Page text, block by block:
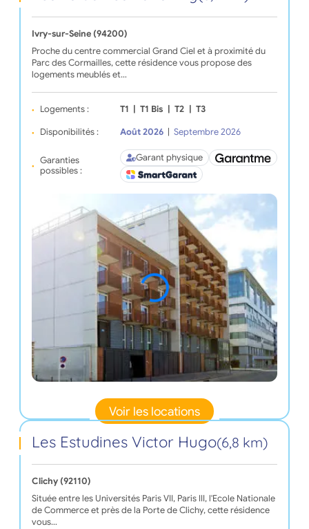
Ivry-sur-Seine (94200)
Proche du centre commercial Grand Ciel et à proximité du
Parc des Cormailles, cette résidence vous propose des
logements meublés et…
Logements : T1 T1 Bis T2 T3
Disponibilités : Août 2026 Septembre 2026
Garanties
possibles :
Garant physique
Voir les locations
Les Estudines Victor Hugo(6,8 km)
Clichy (92110)
Située entre les Universités Paris VII, Paris III, l'Ecole Nationale
de Commerce et près de la Porte de Clichy, cette résidence
vous…